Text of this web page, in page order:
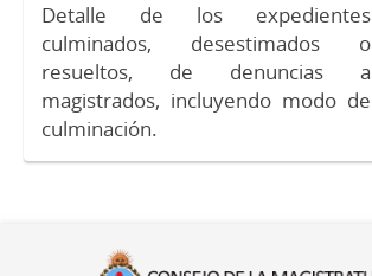
Detalle de los expedientes
culminados, desestimados o
resueltos, de denuncias a
magistrados, incluyendo modo de
culminación.